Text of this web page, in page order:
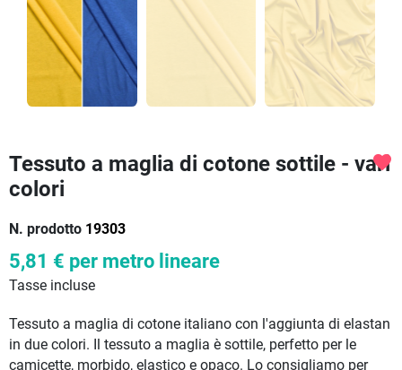
Tessuto a maglia di cotone sottile - vari
colori
N. prodotto 19303
favorite
5,81 € per metro lineare
Tasse incluse
Tessuto a maglia di cotone italiano con l'aggiunta di elastan
in due colori. Il tessuto a maglia è sottile, perfetto per le
camicette, morbido, elastico e opaco. Lo consigliamo per